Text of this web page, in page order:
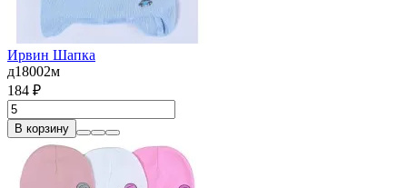
Ирвин Шапка
д18002м
184 ₽
В корзину